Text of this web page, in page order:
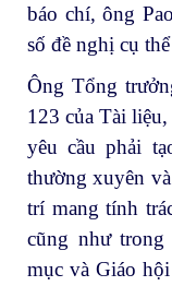
báo chí, ông
số đề nghị cụ
Ông Tổng
123 của Tài
yêu cầu phải
thường xuyên
trí mang tính
cũng như
mục và Giáo